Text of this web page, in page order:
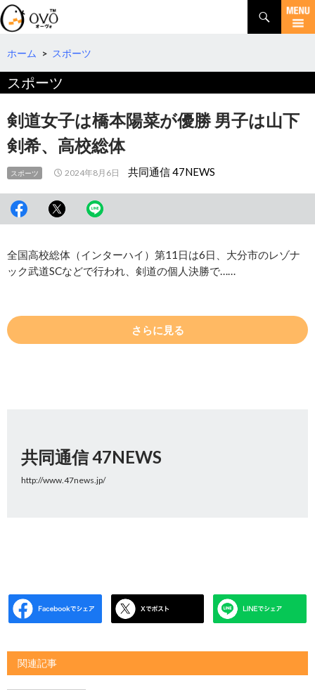
検
索
コ
テ
へ
動
ホーム > スポーツ
スポーツ
剣道女子は橋本陽菜が優勝 男子は山下
剣希、高校総体
スポーツ 2024年8月6日 共同通信 47NEWS
全国高校総体（インターハイ）第11日は6日、大分市のレゾナ
ック武道SCなどで行われ、剣道の個人決勝で……
さらに見る
共同通信 47NEWS
http://www.47news.jp/
関連記事